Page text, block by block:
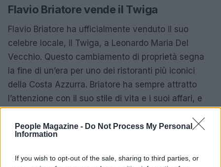
People Magazine - Do Not Process My Personal
Information
If you wish to opt-out of the sale, sharing to third parties, or
Flavio Briatore vende il Twiga
Flavio Briatore ha ufficialmente venduto il suo
celebre locale, il Twiga, a Leonardo Maria Del
Vecchio. Questo cambiamento di proprietà segna
la fine di un’era per uno dei ristoranti più iconici
della Costa Azzurra. Briatore ha sempre attratto
l’attenzione con il suo stile di vita e i suoi affari, e
tra i media e i fan.